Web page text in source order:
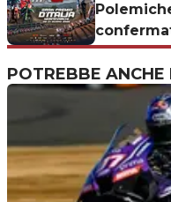
a
POTREBBE ANCHE